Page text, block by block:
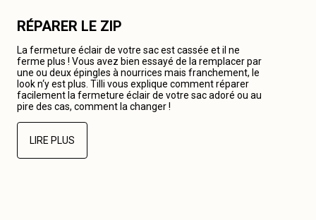
RÉPARER LE ZIP
La fermeture éclair de votre sac est cassée et il ne
ferme plus ! Vous avez bien essayé de la remplacer par
une ou deux épingles à nourrices mais franchement, le
look n‘y est plus. Tilli vous explique comment réparer
facilement la fermeture éclair de votre sac adoré ou au
pire des cas, comment la changer !
LIRE PLUS